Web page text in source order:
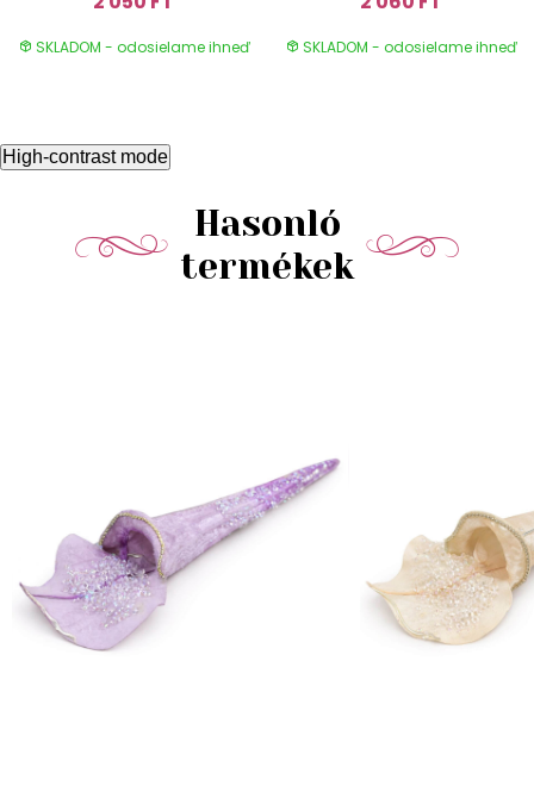
SKLADOM - odosielame ihneď SKLADOM - odosielame ihneď
High-contrast mode
Hasonló
termékek